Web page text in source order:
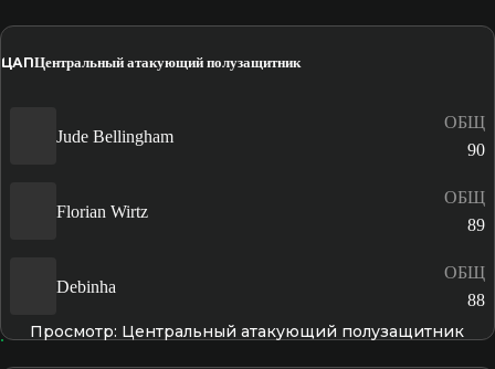
ЦАПЦентральный атакующий полузащитник
Jude Bellingham
ОБЩ
90
Florian Wirtz
ОБЩ
89
Debinha
ОБЩ
88
Просмотр: Центральный атакующий полузащитник